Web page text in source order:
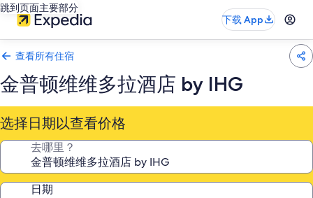
跳到页面主要部分
下载 App
查看所有住宿
金普顿维维多拉酒店 by IHG
选择日期以查看价格
去哪里？
日期